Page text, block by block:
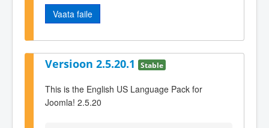
Vaata faile
Versioon 2.5.20.1 Stable
This is the English US Language Pack for
Joomla! 2.5.20